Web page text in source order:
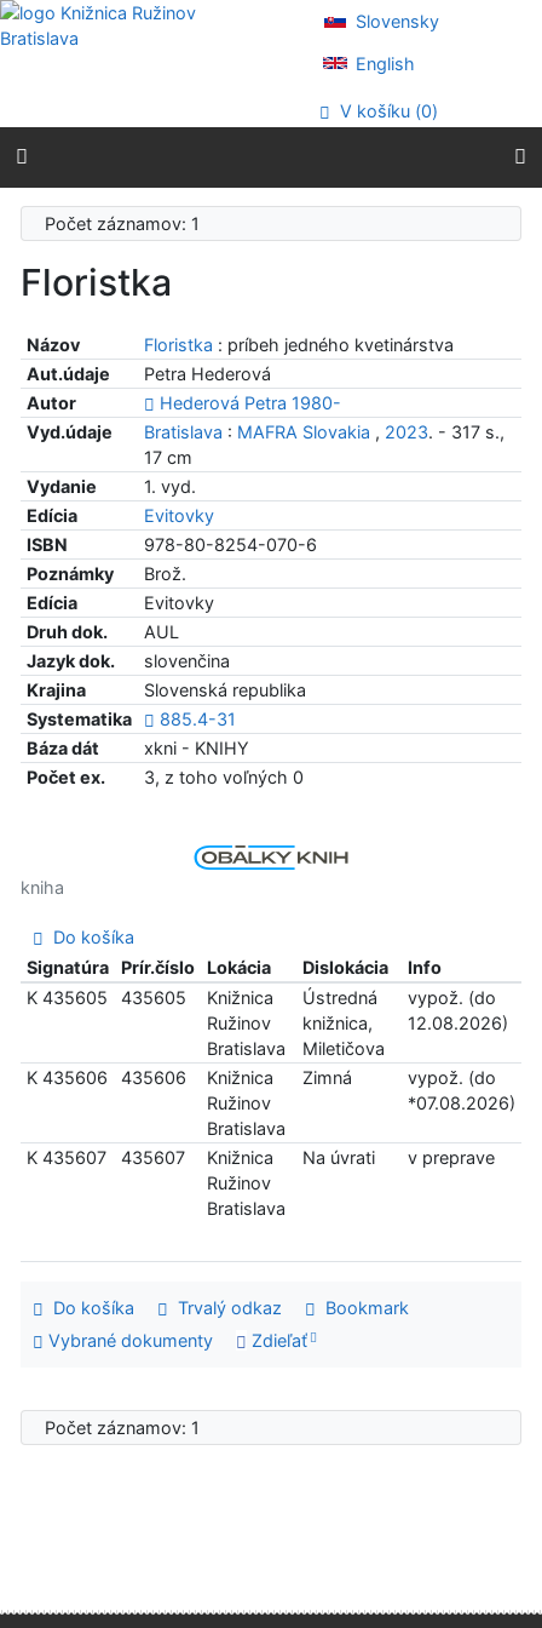
Prejsť na obsah
Prejsť na menu
Prehlásenie o webovej prístupnosti
Slovensky
English
V košíku (0)
Počet záznamov: 1
Floristka
Názov Floristka : príbeh jedného kvetinárstva
Aut.údaje
Petra Hederová
Autor
Hederová Petra 1980-
Vyd.údaje
Bratislava : MAFRA Slovakia , 2023. - 317 s.,
17 cm
Vydanie
1. vyd.
Edícia
Evitovky
ISBN
978-80-8254-070-6
Poznámky
Brož.
Edícia
Evitovky
Druh dok.
AUL
Jazyk dok.
slovenčina
Krajina
Slovenská republika
Systematika
885.4-31
Báza dát
xkni - KNIHY
Počet ex.
3, z toho voľných 0
kniha
Do košíka
Signatúra
Prír.číslo Lokácia Dislokácia
Info
K 435605
435605
Knižnica
Ružinov
Bratislava
Ústredná
knižnica,
Miletičova
vypož. (do
12.08.2026)
K 435606 435606
Knižnica
Ružinov
Bratislava
Zimná
vypož. (do
*07.08.2026)
K 435607 435607
Knižnica
Ružinov
Bratislava
Na úvrati v preprave
Do košíka Trvalý odkaz
Bookmark
Vybrané dokumenty
Zdieľať
Počet záznamov: 1